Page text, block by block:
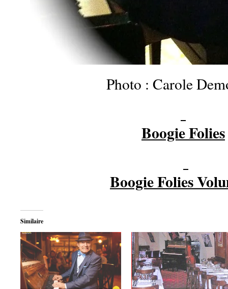
Photo : Carole
Boogie Folies
Boogie Folies
Similaire